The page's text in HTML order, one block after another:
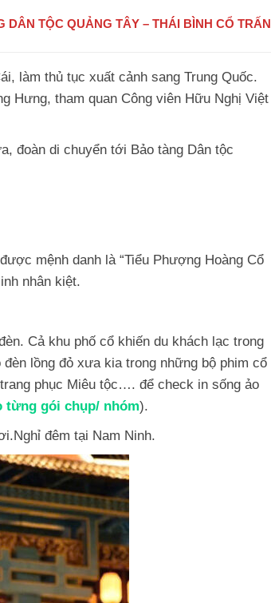
TỘC QUẢNG TÂY – THÁI BÌNH CỔ TRẤN
làm thủ tục xuất cảnh sang Trung Quốc.
Hưng, tham quan Công viên Hữu Nghị Việt
đoàn di chuyển tới Bảo tàng Dân tộc
mệnh danh là “Tiểu Phượng Hoàng Cổ
nhân kiệt.
Cả khu phố cổ khiến du khách lạc trong
lồng đỏ xưa kia trong những bộ phim cổ
phục Miêu tộc…. để check in sống ảo
từng gói chụp/ nhóm).
đêm tại Nam Ninh.